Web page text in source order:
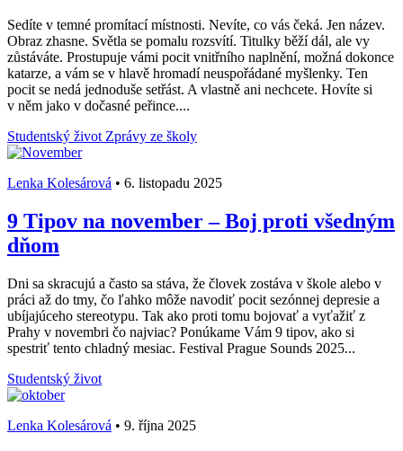
Sedíte v temné promítací místnosti. Nevíte, co vás čeká. Jen název.
Obraz zhasne. Světla se pomalu rozsvítí. Titulky běží dál, ale vy
zůstáváte. Prostupuje vámi pocit vnitřního naplnění, možná dokonce
katarze, a vám se v hlavě hromadí neuspořádané myšlenky. Ten
pocit se nedá jednoduše setřást. A vlastně ani nechcete. Hovíte si
v něm jako v dočasné peřince....
Studentský život Zprávy ze školy
Lenka Kolesárová • 6. listopadu 2025
9 Tipov na november – Boj proti všedným
dňom
Dni sa skracujú a často sa stáva, že človek zostáva v škole alebo v
práci až do tmy, čo ľahko môže navodiť pocit sezónnej depresie a
ubíjajúceho stereotypu. Tak ako proti tomu bojovať a vyťažiť z
Prahy v novembri čo najviac? Ponúkame Vám 9 tipov, ako si
spestriť tento chladný mesiac. Festival Prague Sounds 2025...
Studentský život
Lenka Kolesárová • 9. října 2025